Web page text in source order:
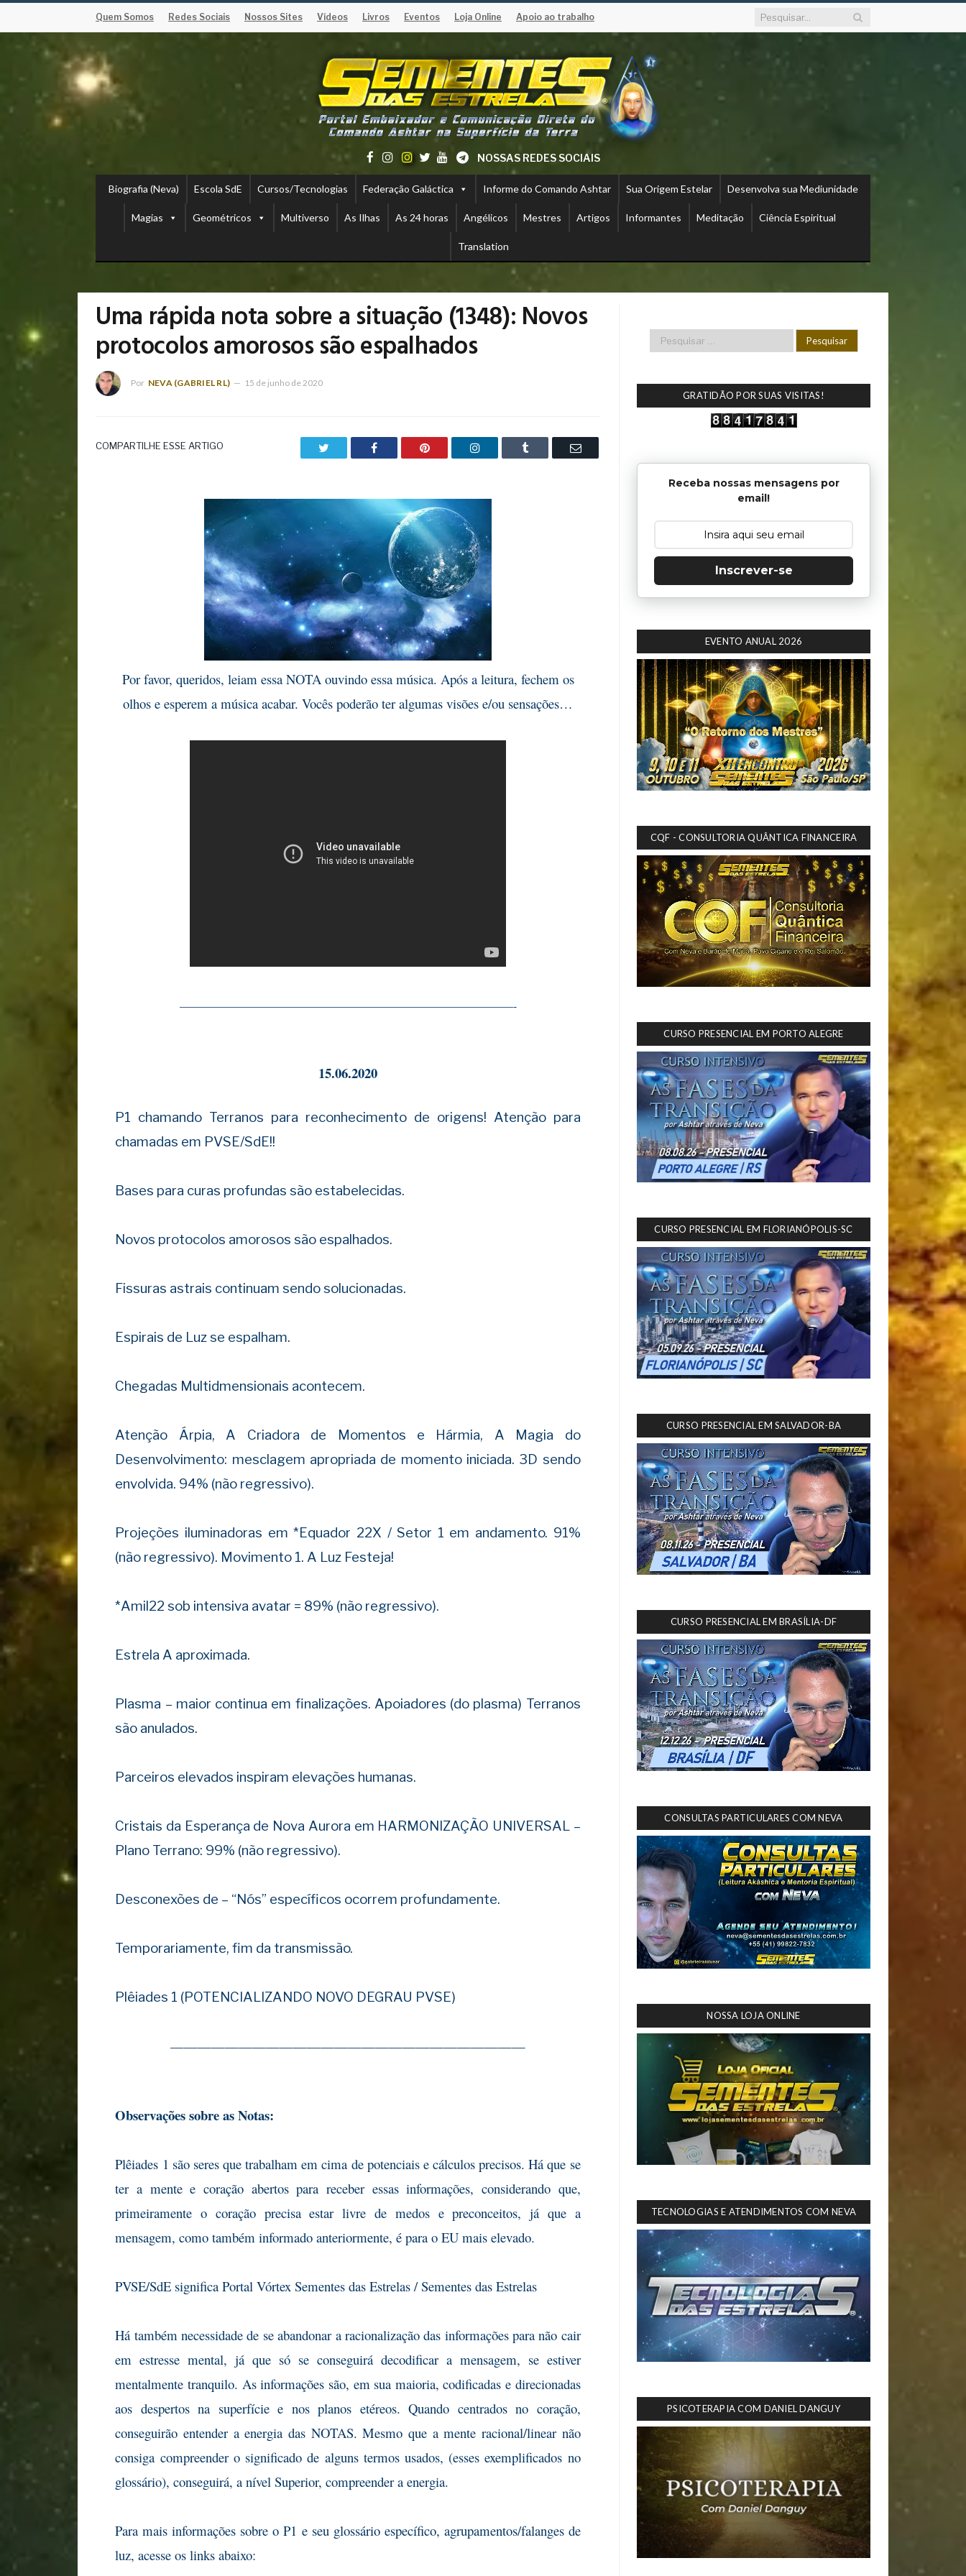
Quem Somos Redes Sociais Nossos Sites Vídeos Livros Eventos Loja Online Apoio ao trabalho
NOSSAS REDES SOCIAIS
Biografia (Neva) Escola SdE Cursos/Tecnologias Federação Galáctica Informe do Comando Ashtar Sua Origem Estelar Desenvolva sua Mediunidade
Magias Geométricos Multiverso As Ilhas As 24 horas Angélicos Mestres Artigos Informantes Meditação Ciência Espiritual
Translation
Uma rápida nota sobre a situação (1348): Novos
protocolos amorosos são espalhados
Por NEVA (GABRIEL RL) 15 de junho de 2020
COMPARTILHE ESSE ARTIGO Facebook Pinterest LinkedIn Tumblr Email
Por favor, queridos, leiam essa NOTA ouvindo essa música. Após a leitura, fechem os
olhos e esperem a música acabar. Vocês poderão ter algumas visões e/ou sensações…
—————————————————————————————-
15.06.2020
P1 chamando Terranos para reconhecimento de origens! Atenção para
chamadas em PVSE/SdE!!
Bases para curas profundas são estabelecidas.
Novos protocolos amorosos são espalhados.
Fissuras astrais continuam sendo solucionadas.
Espirais de Luz se espalham.
Chegadas Multidmensionais acontecem.
Atenção Árpia, A Criadora de Momentos e Hármia, A Magia do
Desenvolvimento: mesclagem apropriada de momento iniciada. 3D sendo
envolvida. 94% (não regressivo).
Projeções iluminadoras em *Equador 22X / Setor 1 em andamento. 91%
(não regressivo). Movimento 1. A Luz Festeja!
*Amil22 sob intensiva avatar = 89% (não regressivo).
Estrela A aproximada.
Plasma – maior continua em finalizações. Apoiadores (do plasma) Terranos
são anulados.
Parceiros elevados inspiram elevações humanas.
Cristais da Esperança de Nova Aurora em HARMONIZAÇÃO UNIVERSAL –
Plano Terrano: 99% (não regressivo).
Desconexões de – “Nós” específicos ocorrem profundamente.
Temporariamente, fim da transmissão.
Plêiades 1 (POTENCIALIZANDO NOVO DEGRAU PVSE)
——————————————————————————
Observações sobre as Notas:
Plêiades 1 são seres que trabalham em cima de potenciais e cálculos precisos. Há que se
ter a mente e coração abertos para receber essas informações, considerando que,
primeiramente o coração precisa estar livre de medos e preconceitos, já que a
mensagem, como também informado anteriormente, é para o EU mais elevado.
PVSE/SdE significa Portal Vórtex Sementes das Estrelas / Sementes das Estrelas
Há também necessidade de se abandonar a racionalização das informações para não cair
em estresse mental, já que só se conseguirá decodificar a mensagem, se estiver
mentalmente tranquilo. As informações são, em sua maioria, codificadas e direcionadas
aos despertos na superfície e nos planos etéreos. Quando centrados no coração,
conseguirão entender a energia das NOTAS. Mesmo que a mente racional/linear não
consiga compreender o significado de alguns termos usados, (esses exemplificados no
glossário), conseguirá, a nível Superior, compreender a energia.
Para mais informações sobre o P1 e seu glossário específico, agrupamentos/falanges de
luz, acesse os links abaixo:
GRATIDÃO POR SUAS VISITAS!
Receba nossas mensagens por
email!
Inscrever-se
EVENTO ANUAL 2026
CQF - CONSULTORIA QUÂNTICA FINANCEIRA
CURSO PRESENCIAL EM PORTO ALEGRE
CURSO PRESENCIAL EM FLORIANÓPOLIS-SC
CURSO PRESENCIAL EM SALVADOR-BA
CURSO PRESENCIAL EM BRASÍLIA-DF
CONSULTAS PARTICULARES COM NEVA
NOSSA LOJA ONLINE
TECNOLOGIAS E ATENDIMENTOS COM NEVA
PSICOTERAPIA COM DANIEL DANGUY